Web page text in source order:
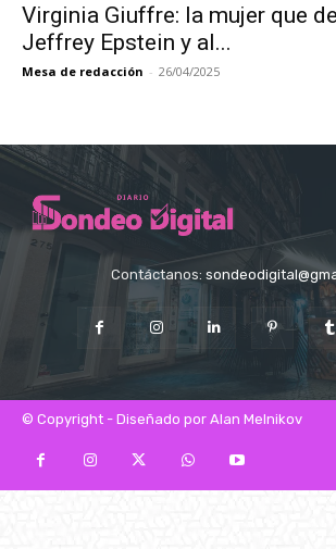
Virginia Giuffre: la mujer que
Jeffrey Epstein y al...
Mesa de redacción - 26/04/2025
Contáctanos:
© Copyright - Diseñado por Alan Melnikov